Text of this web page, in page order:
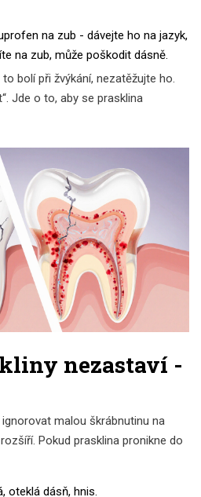
na zub - dávejte ho na jazyk,
na zub, může poškodit dásně.
bolí při žvýkání, nezatěžujte ho.
Jde o to, aby se prasklina
nezastaví -
malou škrábnutinu na
Pokud prasklina pronikne do
oteklá dásň, hnis.